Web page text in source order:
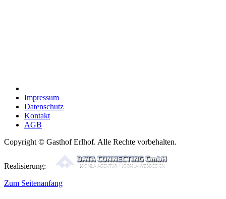
Impressum
Datenschutz
Kontakt
AGB
Copyright © Gasthof Erlhof. Alle Rechte vorbehalten.
Realisierung:
Zum Seitenanfang